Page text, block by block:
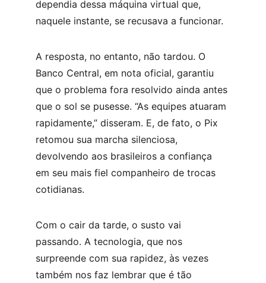
dependia dessa máquina virtual que,
naquele instante, se recusava a funcionar.
A resposta, no entanto, não tardou. O
Banco Central, em nota oficial, garantiu
que o problema fora resolvido ainda antes
que o sol se pusesse. “As equipes atuaram
rapidamente,” disseram. E, de fato, o Pix
retomou sua marcha silenciosa,
devolvendo aos brasileiros a confiança
em seu mais fiel companheiro de trocas
cotidianas.
Com o cair da tarde, o susto vai
passando. A tecnologia, que nos
surpreende com sua rapidez, às vezes
também nos faz lembrar que é tão